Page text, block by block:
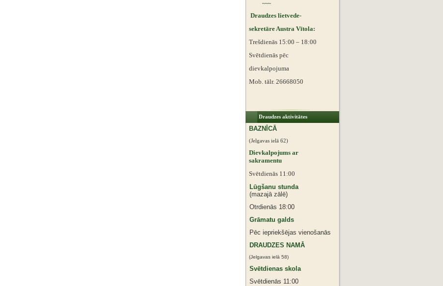
~~~
Draudzes lietvede-
sekretāre Austra Vītola:
Trešdienās 15:00 – 18:00
Svētdienās pēc
dievkalpojuma
Mob. tālr. 26668050
Draudzes aktivitātes
BAZNĪCĀ
(Jelgavas ielā 62)
Dievkalpojums ar
sakramentu
Svētdienās 11:00
Lūgšanu stunda
(mazajā zālē)
Otrdienās 18:00
Grāmatu galds
Pēc iepriekšējas vienošanās
DRAUDZES NAMĀ
(Jelgavas ielā 58)
Svētdienas skola
Svētdienās 11:00